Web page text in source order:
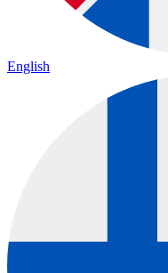
English